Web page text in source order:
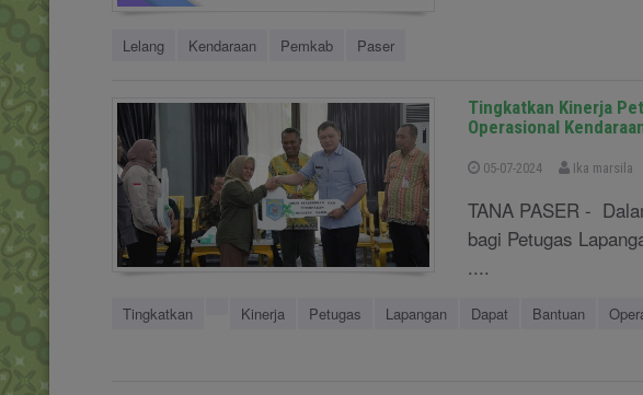
Lelang Kendaraan Pemkab Paser
Tingkatkan Kinerja
Operasional
05-07-2024 Ika marsila
TANA PASER -
bagi Petugas
....
Tingkatkan Kinerja Petugas Lapangan Dapat Bantuan